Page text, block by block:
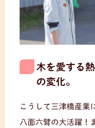
木を愛する
の変化。
こうして三津橋産業
八面六臂の大活躍！